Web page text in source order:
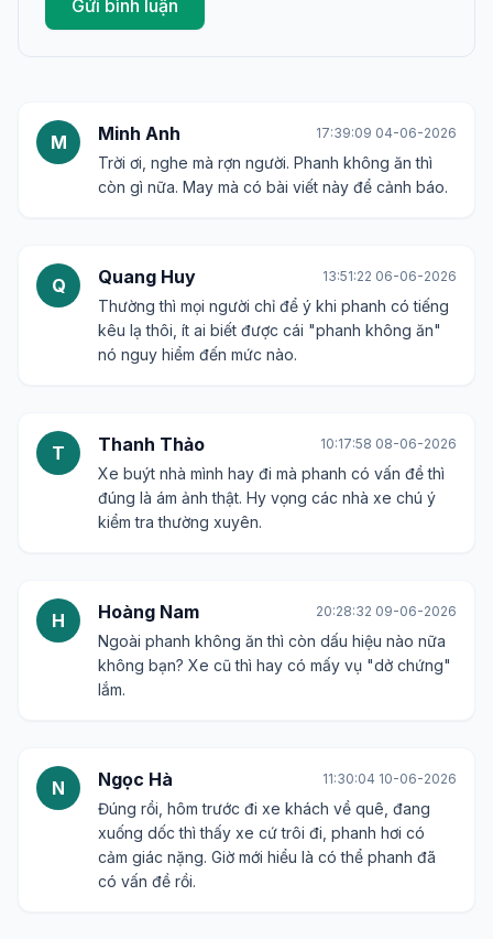
Gửi bình luận
M Minh Anh 17:39:09 04-06-2026
Trời ơi, nghe mà rợn người. Phanh không ăn thì
còn gì nữa. May mà có bài viết này để cảnh báo.
Q Quang Huy 13:51:22 06-06-2026
Thường thì mọi người chỉ để ý khi phanh có tiếng
kêu lạ thôi, ít ai biết được cái "phanh không ăn"
nó nguy hiểm đến mức nào.
T Thanh Thảo 10:17:58 08-06-2026
Xe buýt nhà mình hay đi mà phanh có vấn đề thì
đúng là ám ảnh thật. Hy vọng các nhà xe chú ý
kiểm tra thường xuyên.
H Hoàng Nam 20:28:32 09-06-2026
Ngoài phanh không ăn thì còn dấu hiệu nào nữa
không bạn? Xe cũ thì hay có mấy vụ "dở chứng"
lắm.
N Ngọc Hà 11:30:04 10-06-2026
Đúng rồi, hôm trước đi xe khách về quê, đang
xuống dốc thì thấy xe cứ trôi đi, phanh hơi có
cảm giác nặng. Giờ mới hiểu là có thể phanh đã
có vấn đề rồi.